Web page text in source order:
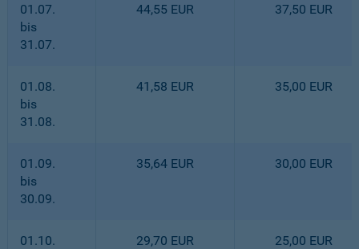
01.07.
bis
31.07.
44,55 EUR 37,50 EUR
01.08.
bis
31.08.
41,58 EUR 35,00 EUR
01.09.
bis
30.09.
35,64 EUR 30,00 EUR
01.10. 29,70 EUR 25,00 EUR